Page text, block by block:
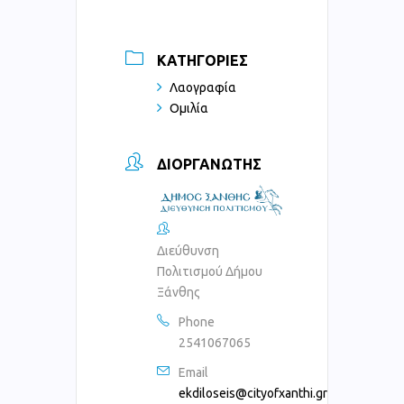
ΚΑΤΗΓΟΡΊΕΣ
Λαογραφία
Ομιλία
ΔΙΟΡΓΑΝΩΤΉΣ
Διεύθυνση
Πολιτισμού Δήμου
Ξάνθης
Phone
2541067065
Email
ekdiloseis@cityofxanthi.gr